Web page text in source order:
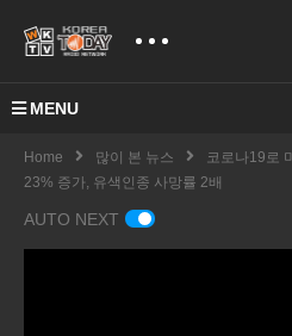
MENU
Home 많이 본 뉴스
코로나19로
23% 증가, 유색인종 사망률 2배
AUTO NEXT